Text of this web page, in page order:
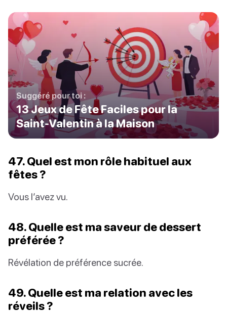
Suggéré pour toi :
13 Jeux de Fête Faciles pour la
Saint-Valentin à la Maison
47. Quel est mon rôle habituel aux
fêtes ?
Vous l’avez vu.
48. Quelle est ma saveur de dessert
préférée ?
Révélation de préférence sucrée.
49. Quelle est ma relation avec les
réveils ?